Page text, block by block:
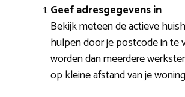
Geef adresgegevens in
Bekijk meteen de actieve
hulpen door je postcode in te
worden dan meerdere
op kleine afstand van je